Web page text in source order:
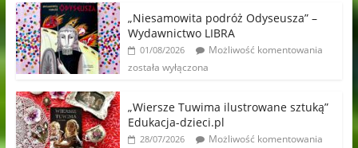
„Niesamowita podróż Odyseusza” –
Wydawnictwo LIBRA
01/08/2026
Możliwość komentowania
została wyłączona
„Wiersze Tuwima ilustrowane sztuką”
Edukacja-dzieci.pl
28/07/2026
Możliwość komentowania